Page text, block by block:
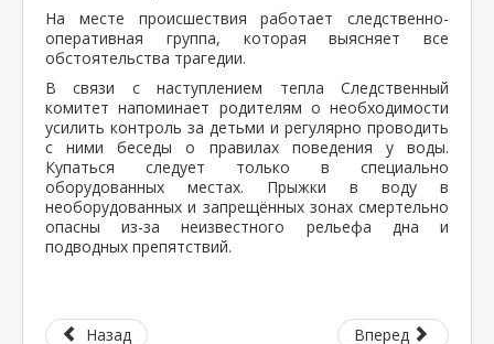
На месте происшествия работает следственно-
оперативная группа, которая выясняет все
обстоятельства трагедии.
В связи с наступлением тепла Следственный
комитет напоминает родителям о необходимости
усилить контроль за детьми и регулярно проводить
с ними беседы о правилах поведения у воды.
Купаться следует только в специально
оборудованных местах. Прыжки в воду в
необорудованных и запрещённых зонах смертельно
опасны из-за неизвестного рельефа дна и
подводных препятствий.
Назад Вперед